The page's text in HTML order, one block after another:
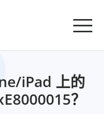
iPad 上的
？